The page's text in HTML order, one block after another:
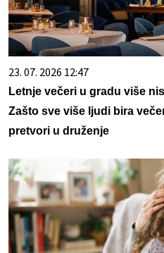
23. 07. 2026 12:47
Letnje večeri u gradu više
Zašto sve više ljudi bira
pretvori u druženje